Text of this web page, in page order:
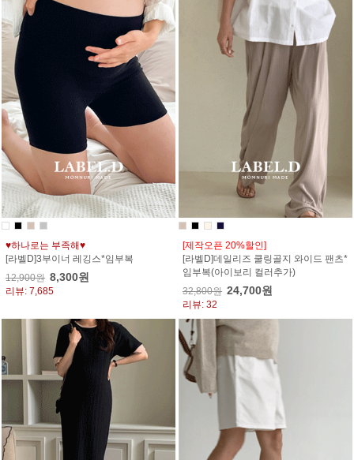
♥하나로는 부족해♥
[라벨D]3부이너 레깅스*임부복
12,900원 8,300원
리뷰: 7,685
[제작오픈 20%할인]
[라벨D]데일리즈 쿨링골지 와이드 팬츠*
임부복(아이보리 컬러추가)
32,800원 24,700원
리뷰: 32